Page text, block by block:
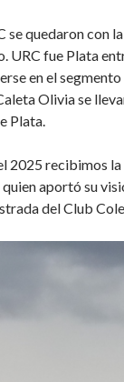
se quedaron con
URC fue Plata
en el
Olivia se
Plata.
2025 recibimos
aportó su
del Club